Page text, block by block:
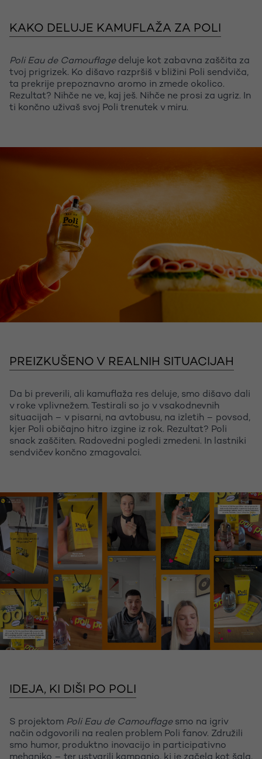
KAKO DELUJE KAMUFLAŽA ZA POLI
Poli Eau de Camouflagedeluje kot zabavna zaščita za
tvoj prigrizek. Ko dišavo razpršiš v bližini Poli sendviča,
ta prekrije prepoznavno aromo in zmede okolico.
Rezultat? Nihče ne ve, kaj ješ. Nihče ne prosi za ugriz. In
ti končno uživaš svoj Poli trenutek v miru.
PREIZKUŠENO V REALNIH SITUACIJAH
Da bi preverili, ali kamuflaža res deluje, smo dišavo dali
v roke vplivnežem. Testirali so jo v vsakodnevnih
situacijah – v pisarni, na avtobusu, na izletih – povsod,
kjer Poli običajno hitro izgine iz rok. Rezultat? Poli
snack zaščiten. Radovedni pogledi zmedeni. In lastniki
sendvičev končno zmagovalci.
IDEJA, KI DIŠI PO POLI
S projektom Poli Eau de Camouflagesmo na igriv
način odgovorili na realen problem Poli fanov. Združili
smo humor, produktno inovacijo in participativno